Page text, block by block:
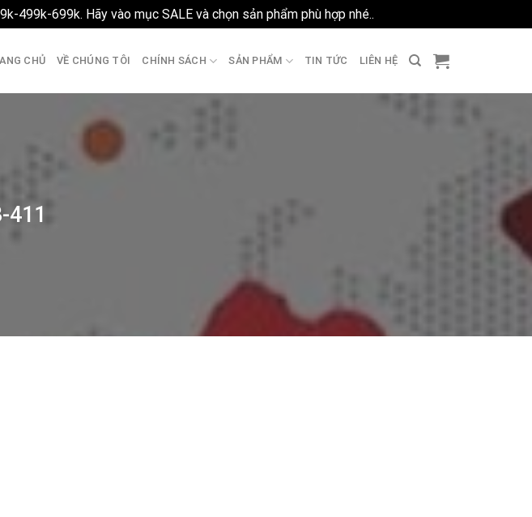
499k-699k. Hãy vào mục SALE và chọn sản phẩm phù hợp nhé..
CHỦ VỀ CHÚNG TÔI CHÍNH SÁCH SẢN PHẨM TIN TỨC LIÊN HỆ
411